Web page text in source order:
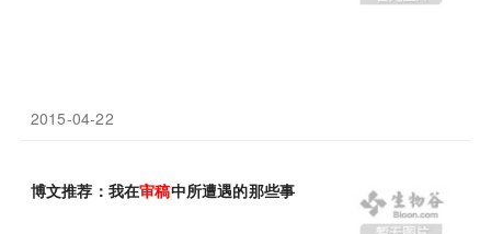
2015-04-22
博文推荐：我在审稿中所遭遇的那些事